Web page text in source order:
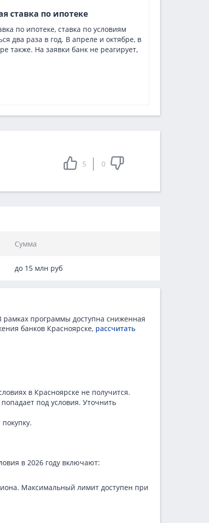
ставка по ипотеке
по ипотеке, ставка по условиям
два раза в год. В апреле и октябре, в
также. На заявки банк не реагирует,
5 0
Сумма
до 15 млн руб
рамках программы доступна сниженная
банков Красноярске, рассчитать
в Красноярске не получится.
под условия. Уточнить
в 2026 году включают:
Максимальный лимит доступен при